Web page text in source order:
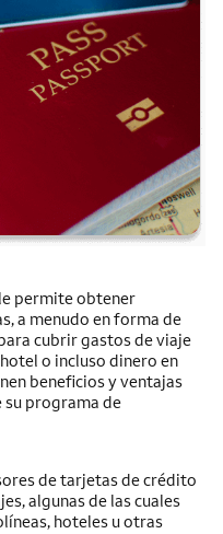
permite obtener
a menudo en forma de
cubrir gastos de viaje
o incluso dinero en
beneficios y ventajas
su programa de
de tarjetas de crédito
algunas de las cuales
hoteles u otras